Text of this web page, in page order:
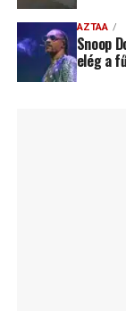
AZTAA
Snoop
elég a